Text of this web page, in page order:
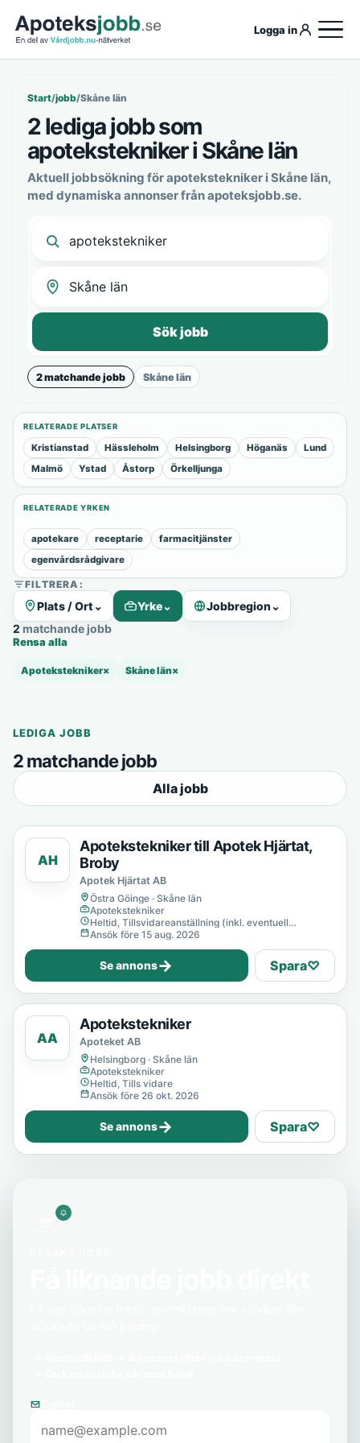
Logga in
Start/jobb/Skåne län
2 lediga jobb som
apotekstekniker i Skåne län
Aktuell jobbsökning för apotekstekniker i Skåne län,
med dynamiska annonser från apoteksjobb.se.
Sök jobb
2 matchande jobb Skåne län
RELATERADE PLATSER
Kristianstad Hässleholm Helsingborg Höganäs
Lund
Malmö
Ystad Åstorp Örkelljunga
RELATERADE YRKEN
apotekare receptarie
farmacitjänster
egenvårdsrådgivare
FILTRERA:
Plats / Ort ⌄ Yrke⌄ Jobbregion⌄
2 matchande jobb
Rensa alla
Apotekstekniker× Skåne län×
LEDIGA JOBB
2 matchande jobb
Alla jobb
AH
Apotekstekniker till Apotek Hjärtat,
Broby
Apotek Hjärtat AB
Östra Göinge · Skåne län
Apotekstekniker
Heltid, Tillsvidareanställning (inkl. eventuell
provanställning), Tills vidare
Ansök före 15 aug. 2026
Se annons→ Spara♡
AA
Apotekstekniker
Apoteket AB
Helsingborg · Skåne län
Apotekstekniker
Heltid, Tills vidare
Ansök före 26 okt. 2026
Se annons→ Spara♡